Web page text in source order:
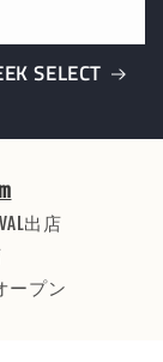
SELECT
出店
ープン